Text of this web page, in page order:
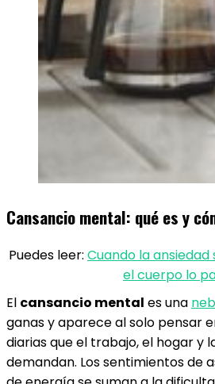
Cansancio mental: qué es y
Puedes leer: Cuando la
el cuerpo lo
El cansancio mental es una
ganas y aparece al solo pensar
diarias que el trabajo, el hogar y
demandan. Los sentimientos de